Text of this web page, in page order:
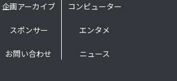
企画アーカイブ
スポンサー
お問い合わせ
コンピューター
エンタメ
ニュース